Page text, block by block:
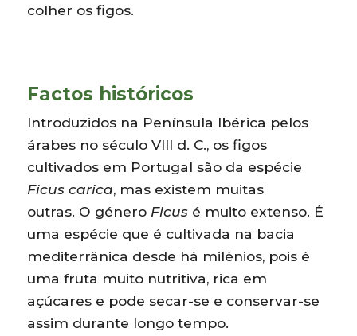
colher os figos.
Factos históricos
Introduzidos na Península Ibérica pelos
árabes no século VIII d. C., os figos
cultivados em Portugal são da espécie
Ficus carica, mas existem muitas
outras. O género Ficus é muito extenso. É
uma espécie que é cultivada na bacia
mediterrânica desde há milénios, pois é
uma fruta muito nutritiva, rica em
açúcares e pode secar-se e conservar-se
assim durante longo tempo.